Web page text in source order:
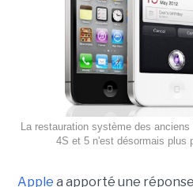
La restauration système des
4S et 5 n'est désormais plus
Apple a apporté une